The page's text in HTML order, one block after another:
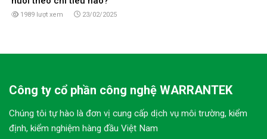
1989 lượt xem 23/02/2025
Công ty cổ phần công nghệ WARRANTEK
Chúng tôi tự hào là đơn vị cung cấp dịch vụ môi trường, kiểm
định, kiểm nghiệm hàng đầu Việt Nam